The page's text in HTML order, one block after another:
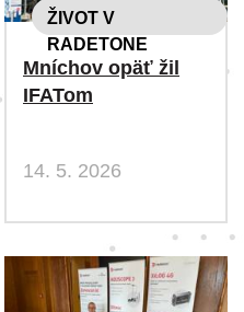
ŽIVOT V
RADETONE
Mníchov opäť žil
IFATom
14. 5. 2026